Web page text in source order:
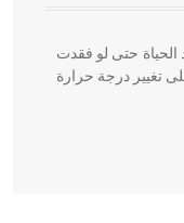
الحياة حتى لو فقدت
تغيير درجة حرارة